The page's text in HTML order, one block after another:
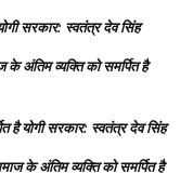
सरकार: स्वतंत्र देव सिंह
के अंतिम व्यक्ति को समर्पित है
है योगी सरकार: स्वतंत्र देव सिंह
के अंतिम व्यक्ति को समर्पित है